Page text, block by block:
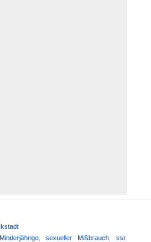
Minderjährige sexueller Mißbrauch ssr,